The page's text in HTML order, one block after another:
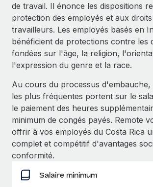
Demandez aux experts
Recevez des conseils d’experts sur les
l’international et la conformité
Contrôles d’antécédents
Simplifiez vos processus de
candidats
Remote Watchtower
Gardez un temps d’avance sur les
matière de conformité
Gestion des appareils
Achetez et suivez vos équipements
dans le monde entier
Explorez avec nous vos opportunités de
Remote Build
Bientôt disponible
Conseil en intégrations et
ÉTUDES DE CAS
Comment Weaviate, l'as de l'IA, a
ses effectifs de 120 % avec
Weaviate en bref Weaviate crée des
source et AI-first. Sa mission est...
En savoir plus
Données sur les salaires et les talents
Centre de ressources
Obtenir de l’aide
Voir toutes les ressources
BLOG
Paie multipays
EOR et PEO
Gestion des freelances
Taxes
de travail. Il énonce les dispositions
protection des employés et aux droits
travailleurs. Les employés basés en
bénéficient de protections contre les
fondées sur l'âge, la religion,
l'expression du genre et la race.
Au cours du processus d'embauche,
les plus fréquentes portent sur le
le paiement des heures
minimum de congés payés. Remote
offrir à vos employés du Costa Rica
complet et compétitif d'avantages
conformité.
Salaire minimum